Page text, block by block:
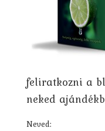
feliratkozni a
neked
Neved: